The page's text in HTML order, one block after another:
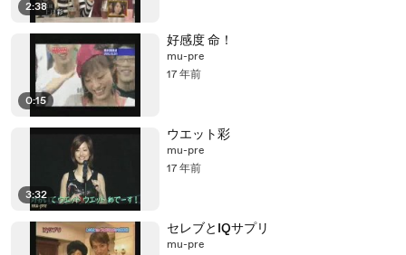
2:38
0:15
好感度 命！
mu-pre
17 年前
3:32
ウエット彩
mu-pre
17 年前
セレブとIQサプリ
mu-pre